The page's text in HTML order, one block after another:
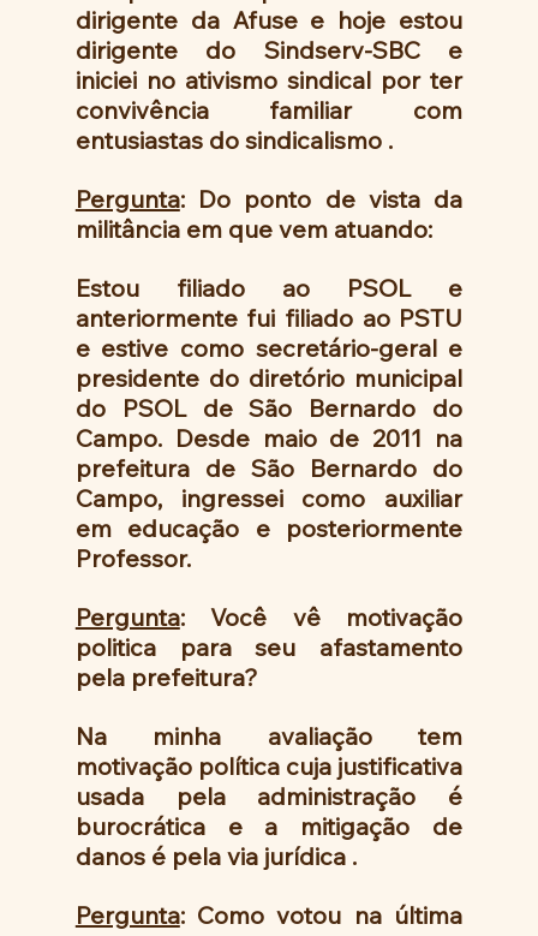
dirigente da Afuse e hoje estou
dirigente do Sindserv-SBC e
iniciei no ativismo sindical por ter
convivência familiar com
entusiastas do sindicalismo .
Pergunta: Do ponto de vista da
militância em que vem atuando:
Estou filiado ao PSOL e
anteriormente fui filiado ao PSTU
e estive como secretário-geral e
presidente do diretório municipal
do PSOL de São Bernardo do
Campo. Desde maio de 2011 na
prefeitura de São Bernardo do
Campo, ingressei como auxiliar
em educação e posteriormente
Professor.
Pergunta: Você vê motivação
politica para seu afastamento
pela prefeitura?
Na minha avaliação tem
motivação política cuja justificativa
usada pela administração é
burocrática e a mitigação de
danos é pela via jurídica .
Pergunta: Como votou na última